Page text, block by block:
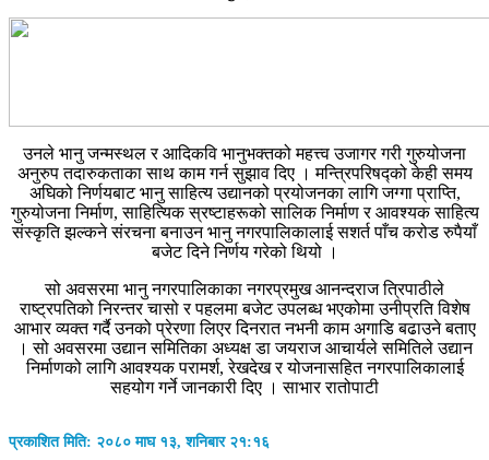
उनले भानु जन्मस्थल र आदिकवि भानुभक्तको महत्त्व उजागर गरी गुरुयोजना
अनुरुप तदारुकताका साथ काम गर्न सुझाव दिए । मन्त्रिपरिषद्को केही समय
अघिको निर्णयबाट भानु साहित्य उद्यानको प्रयोजनका लागि जग्गा प्राप्ति,
गुरुयोजना निर्माण, साहित्यिक स्रष्टाहरूको सालिक निर्माण र आवश्यक साहित्य
संस्कृति झल्कने संरचना बनाउन भानु नगरपालिकालाई सशर्त पाँच करोड रुपैयाँ
बजेट दिने निर्णय गरेको थियो ।
सो अवसरमा भानु नगरपालिकाका नगरप्रमुख आनन्दराज त्रिपाठीले
राष्ट्रपतिको निरन्तर चासो र पहलमा बजेट उपलब्ध भएकोमा उनीप्रति विशेष
आभार व्यक्त गर्दै उनको प्रेरणा लिएर दिनरात नभनी काम अगाडि बढाउने बताए
। सो अवसरमा उद्यान समितिका अध्यक्ष डा जयराज आचार्यले समितिले उद्यान
निर्माणको लागि आवश्यक परामर्श, रेखदेख र योजनासहित नगरपालिकालाई
सहयोग गर्ने जानकारी दिए । साभार रातोपाटी
प्रकाशित मिति: २०८० माघ १३, शनिबार २१:१६